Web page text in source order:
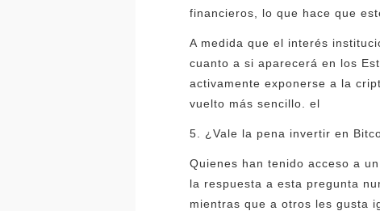
financieros, lo que hace que
A medida que el interés
cuanto a si aparecerá en los
activamente exponerse a la
vuelto más sencillo. el
5. ¿Vale la pena invertir en
Quienes han tenido acceso a
la respuesta a esta pregunta
mientras que a otros les gusta